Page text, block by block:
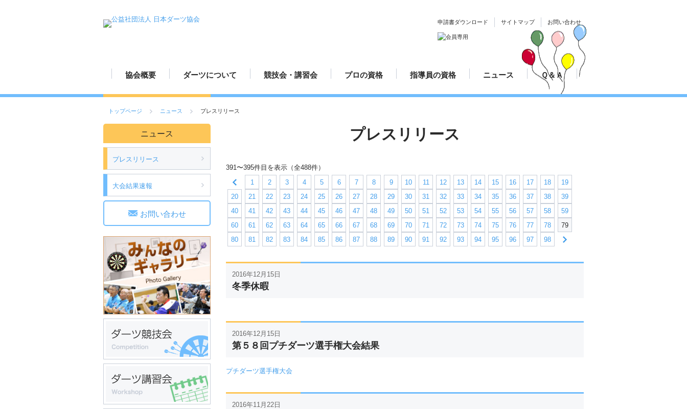
申請書ダウンロード サイトマップ お問い合わせ
協会概要
ご挨拶
JDAの歩み
組織図
定款
活動報告
ダーツについて
スポーツとしてのダーツ
ダーツの歴史
ダーツのルールとマナー
ダーツの投げ方
ボードの読み方
ボードの設置
ダーツの練習方法
ダーツの楽しみ方
ダーツ用具
競技会・講習会
競技会日程
講習会日程
認定試合場
プロの資格
プロ資格について
プロ規定
プロ資格更新手続き
プロテスト受験申請方法
プロ選手紹介
指導員の資格
指導員資格について
指導員規定
指導員更新手続き
講師派遣
ニュース
プレスリリース
大会結果速報
Ｑ＆Ａ
トップページ ニュース プレスリリース
ニュース
プレスリリース
大会結果速報
お問い合わせ
プレスリリース
391〜395件目を表示（全488件）
1
2 3 4 5 6 7 8 9 10 11 12 13 14 15 16 17 18
19
20
21 22 23 24 25 26 27 28 29 30 31 32 33 34 35 36 37 38
39
40
41 42 43 44 45 46 47 48 49 50 51 52 53 54 55 56 57 58
59
60
61 62 63 64 65 66 67 68 69 70 71 72 73 74 75 76 77 78
79
80
81 82 83 84 85 86 87 88 89 90 91 92 93 94 95 96 97 98
2016年12月15日
冬季休暇
2016年12月15日
第５８回プチダーツ選手権大会結果
プチダーツ選手権大会
2016年11月22日